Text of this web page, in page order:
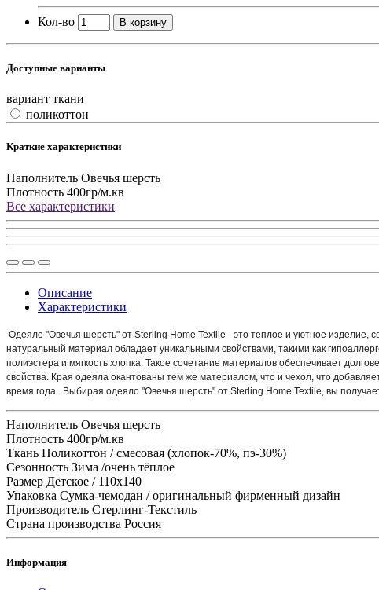
Кол-во В корзину
Доступные варианты
вариант ткани
поликоттон
Краткие характеристики
Наполнитель Овечья шерсть
Плотность 400гр/м.кв
Все характеристики
Описание
Характеристики
Одеяло "Овечья шерсть" от Sterling Home Textile - это теплое и уютное
натуральный материал обладает уникальными свойствами, такими как
полиэстера и мягкость хлопка. Такое сочетание материалов обеспечивает
свойства. Края одеяла окантованы тем же материалом, что и чехол, что
время года. Выбирая одеяло "Овечья шерсть" от Sterling Home Textile, вы
Наполнитель Овечья шерсть
Плотность 400гр/м.кв
Ткань Поликоттон / смесовая (хлопок-70%, пэ-30%)
Сезонность Зима /очень тёплое
Размер Детское / 110x140
Упаковка Сумка-чемодан / оригинальный фирменный дизайн
Производитель Стерлинг-Текстиль
Страна производства Россия
Информация